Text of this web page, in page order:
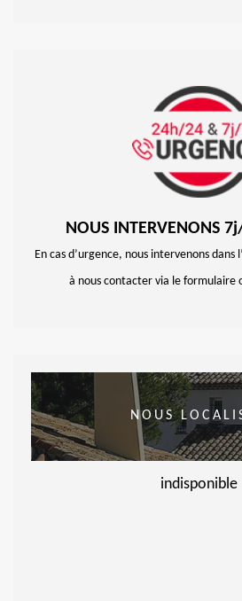
NOUS INTERVENONS
En cas d’urgence, nous intervenons dans
à nous contacter via le formulaire
NOUS
indisponible